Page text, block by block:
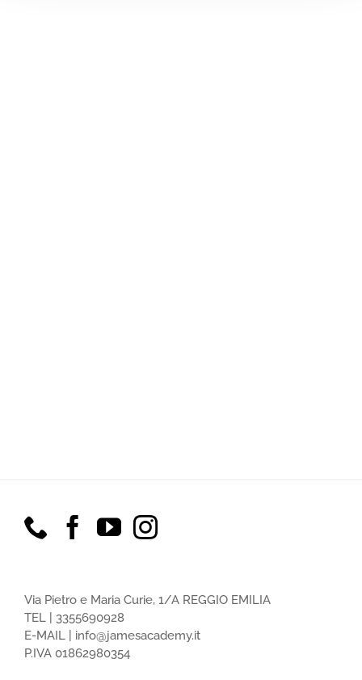
Via Pietro e Maria Curie, 1/A REGGIO EMILIA
TEL | 3355690928
E-MAIL | info@jamesacademy.it
P.IVA 01862980354